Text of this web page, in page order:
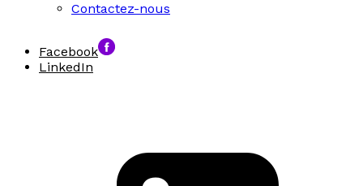
Contactez-nous
Facebook
LinkedIn